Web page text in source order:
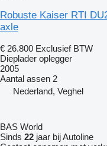
Robuste Kaiser RTI
axle
€ 26.800 Exclusief BTW
Dieplader oplegger
2005
Aantal assen 2
Nederland, Veghel
BAS World
Sinds 22 jaar bij Autoline